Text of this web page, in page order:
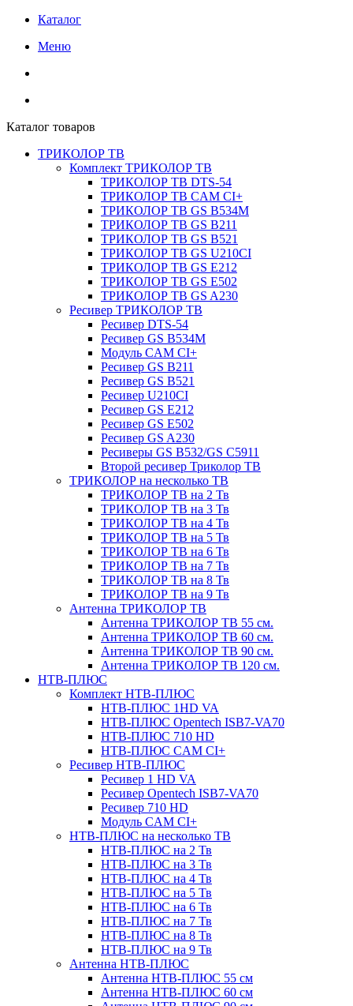
Каталог
Меню
Каталог товаров
ТРИКОЛОР ТВ
Комплект ТРИКОЛОР ТВ
ТРИКОЛОР ТВ DTS-54
ТРИКОЛОР ТВ CAM CI+
ТРИКОЛОР ТВ GS B534M
ТРИКОЛОР ТВ GS B211
ТРИКОЛОР ТВ GS B521
ТРИКОЛОР ТВ GS U210CI
ТРИКОЛОР ТВ GS E212
ТРИКОЛОР ТВ GS E502
ТРИКОЛОР ТВ GS A230
Ресивер ТРИКОЛОР ТВ
Ресивер DTS-54
Ресивер GS B534M
Модуль CAM CI+
Ресивер GS B211
Ресивер GS B521
Ресивер U210CI
Ресивер GS E212
Ресивер GS E502
Ресивер GS A230
Ресиверы GS B532/GS C5911
Второй ресивер Триколор ТВ
ТРИКОЛОР на несколько ТВ
ТРИКОЛОР ТВ на 2 Тв
ТРИКОЛОР ТВ на 3 Тв
ТРИКОЛОР ТВ на 4 Тв
ТРИКОЛОР ТВ на 5 Тв
ТРИКОЛОР ТВ на 6 Тв
ТРИКОЛОР ТВ на 7 Тв
ТРИКОЛОР ТВ на 8 Тв
ТРИКОЛОР ТВ на 9 Тв
Антенна ТРИКОЛОР ТВ
Антенна ТРИКОЛОР ТВ 55 см.
Антенна ТРИКОЛОР ТВ 60 см.
Антенна ТРИКОЛОР ТВ 90 см.
Антенна ТРИКОЛОР ТВ 120 см.
НТВ-ПЛЮС
Комплект НТВ-ПЛЮС
НТВ-ПЛЮС 1HD VA
НТВ-ПЛЮС Opentech ISB7-VA70
НТВ-ПЛЮС 710 HD
НТВ-ПЛЮС CAM CI+
Ресивер НТВ-ПЛЮС
Ресивер 1 HD VA
Ресивер Opentech ISB7-VA70
Ресивер 710 HD
Модуль CAM CI+
НТВ-ПЛЮС на несколько ТВ
НТВ-ПЛЮС на 2 Тв
НТВ-ПЛЮС на 3 Тв
НТВ-ПЛЮС на 4 Тв
НТВ-ПЛЮС на 5 Тв
НТВ-ПЛЮС на 6 Тв
НТВ-ПЛЮС на 7 Тв
НТВ-ПЛЮС на 8 Тв
НТВ-ПЛЮС на 9 Тв
Антенна НТВ-ПЛЮС
Антенна НТВ-ПЛЮС 55 см
Антенна НТВ-ПЛЮС 60 см